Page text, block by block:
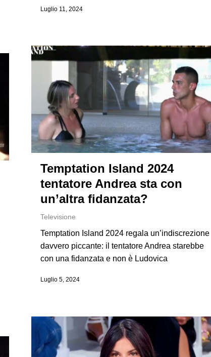
Luglio 11, 2024
Temptation Island 2024
tentatore Andrea sta con
un’altra fidanzata?
Televisione
Temptation Island 2024 regala un’indiscrezione
davvero piccante: il tentatore Andrea starebbe
con una fidanzata e non è Ludovica
Luglio 5, 2024